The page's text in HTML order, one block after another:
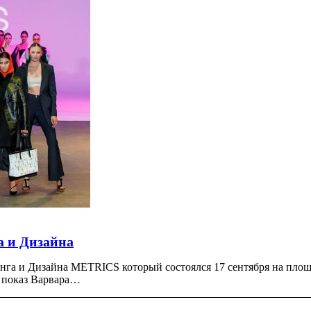
и Дизайна
и Дизайна METRICS который состоялся 17 сентября на
показ Варвара…